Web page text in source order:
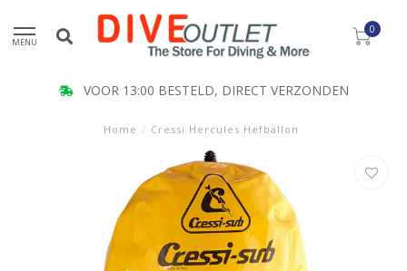
MENU
0
VOOR 13:00 BESTELD, DIRECT VERZONDEN
Home / Cressi Hercules Hefballon